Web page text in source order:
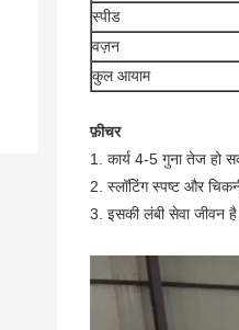
स्पीड
वज़न
कुल आयाम
फ़ीचर
1. कार्य 4-5 गुना तेज हो
2. स्लॉटिंग स्पष्ट और
3. इसकी लंबी सेवा जीवन